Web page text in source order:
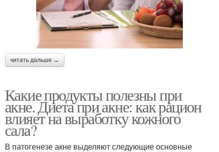
читать дальше →
Какие продукты полезны при
акне. Диета при акне: как рацион
влияет на выработку кожного
сала?
В патогенезе акне выделяют следующие основные